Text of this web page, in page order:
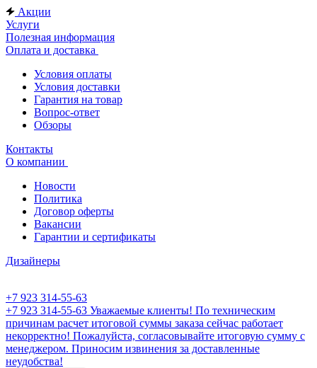
Акции
Услуги
Полезная информация
Оплата и доставка
Условия оплаты
Условия доставки
Гарантия на товар
Вопрос-ответ
Обзоры
Контакты
О компании
Новости
Политика
Договор оферты
Вакансии
Гарантии и сертификаты
Дизайнеры
+7 923 314-55-63
+7 923 314-55-63 Уважаемые клиенты! По техническим
причинам расчет итоговой суммы заказа сейчас работает
некорректно! Пожалуйста, согласовывайте итоговую сумму с
менеджером. Приносим извинения за доставленные
неудобства!